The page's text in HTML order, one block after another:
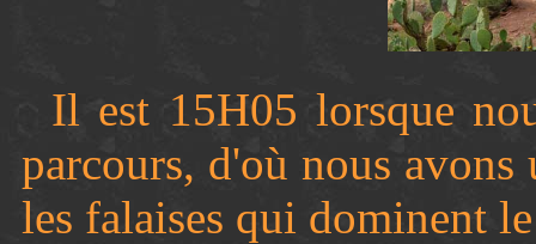
Il est 15H05 lorsque
parcours, d'où nous
les falaises qui dominent